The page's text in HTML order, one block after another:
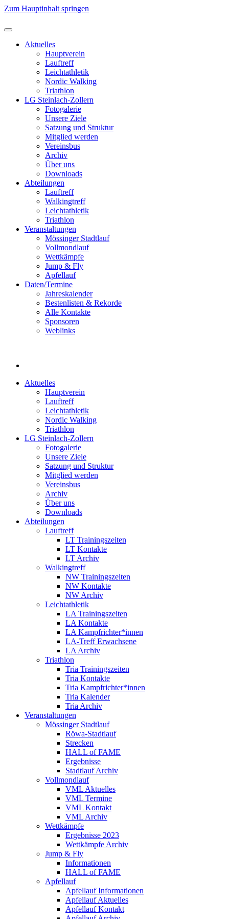
Zum Hauptinhalt springen
Aktuelles
Hauptverein
Lauftreff
Leichtathletik
Nordic Walking
Triathlon
LG Steinlach-Zollern
Fotogalerie
Unsere Ziele
Satzung und Struktur
Mitglied werden
Vereinsbus
Archiv
Über uns
Downloads
Abteilungen
Lauftreff
Walkingtreff
Leichtathletik
Triathlon
Veranstaltungen
Mössinger Stadtlauf
Vollmondlauf
Wettkämpfe
Jump & Fly
Apfellauf
Daten/Termine
Jahreskalender
Bestenlisten & Rekorde
Alle Kontakte
Sponsoren
Weblinks
Aktuelles
Hauptverein
Lauftreff
Leichtathletik
Nordic Walking
Triathlon
LG Steinlach-Zollern
Fotogalerie
Unsere Ziele
Satzung und Struktur
Mitglied werden
Vereinsbus
Archiv
Über uns
Downloads
Abteilungen
Lauftreff
LT Trainingszeiten
LT Kontakte
LT Archiv
Walkingtreff
NW Trainingszeiten
NW Kontakte
NW Archiv
Leichtathletik
LA Trainingszeiten
LA Kontakte
LA Kampfrichter*innen
LA-Treff Erwachsene
LA Archiv
Triathlon
Tria Trainingszeiten
Tria Kontakte
Tria Kampfrichter*innen
Tria Kalender
Tria Archiv
Veranstaltungen
Mössinger Stadtlauf
Röwa-Stadtlauf
Strecken
HALL of FAME
Ergebnisse
Stadtlauf Archiv
Vollmondlauf
VML Aktuelles
VML Termine
VML Kontakt
VML Archiv
Wettkämpfe
Ergebnisse 2023
Wettkämpfe Archiv
Jump & Fly
Informationen
HALL of FAME
Apfellauf
Apfellauf Informationen
Apfellauf Aktuelles
Apfellauf Kontakt